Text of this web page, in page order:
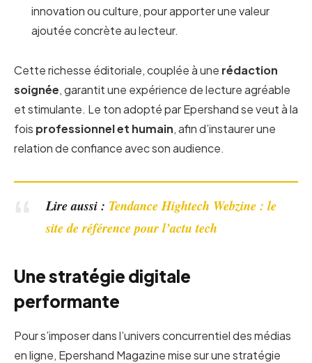
innovation ou culture, pour apporter une valeur
ajoutée concrète au lecteur.
Cette richesse éditoriale, couplée à une rédaction
soignée, garantit une expérience de lecture agréable
et stimulante. Le ton adopté par Epershand se veut à la
fois professionnel et humain, afin d’instaurer une
relation de confiance avec son audience.
Lire aussi : Tendance Hightech Webzine : le
site de référence pour l’actu tech
Une stratégie digitale
performante
Pour s’imposer dans l’univers concurrentiel des médias
en ligne, Epershand Magazine mise sur une stratégie